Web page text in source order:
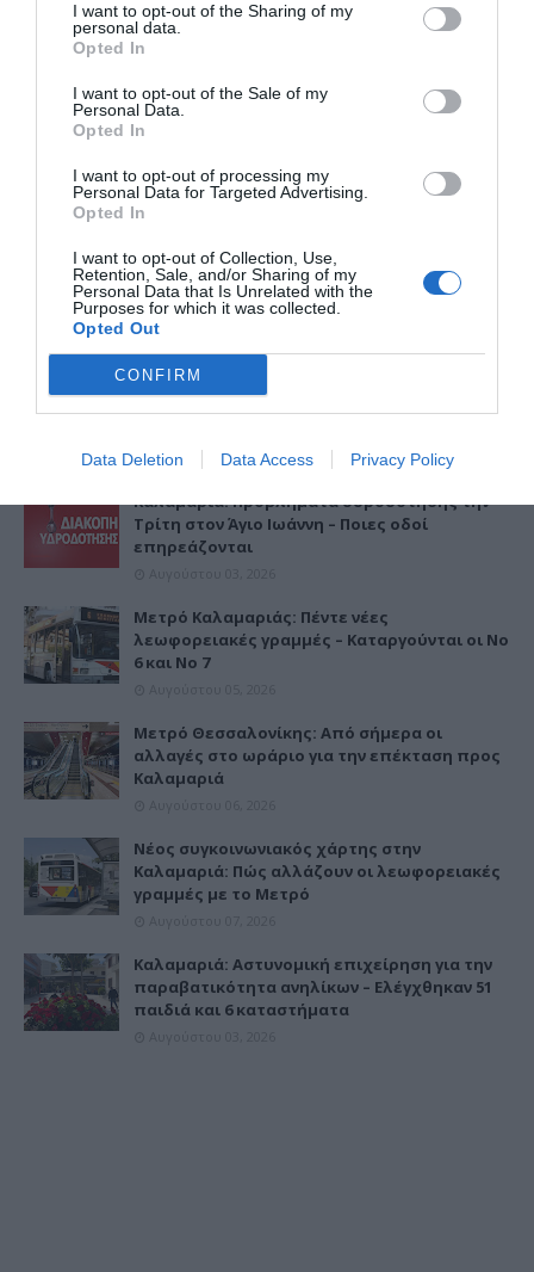
I want to opt-out of the Sharing of my
personal data.
Opted In
I want to opt-out of the Sale of my
Personal Data.
Opted In
I want to opt-out of processing my
Personal Data for Targeted Advertising.
Opted In
I want to opt-out of Collection, Use,
Retention, Sale, and/or Sharing of my
Personal Data that Is Unrelated with the
Purposes for which it was collected.
Opted Out
CONFIRM
Data Deletion Data Access Privacy Policy
Καλαμαριά: Προβλήματα υδροδότησης την
Τρίτη στον Άγιο Ιωάννη – Ποιες οδοί
επηρεάζονται
Μετρό Καλαμαριάς: Πέντε νέες
λεωφορειακές γραμμές – Καταργούνται οι Νο
6 και Νο 7
Μετρό Θεσσαλονίκης: Από σήμερα οι
αλλαγές στο ωράριο για την επέκταση προς
Καλαμαριά
Νέος συγκοινωνιακός χάρτης στην
Καλαμαριά: Πώς αλλάζουν οι λεωφορειακές
γραμμές με το Μετρό
Καλαμαριά: Αστυνομική επιχείρηση για την
παραβατικότητα ανηλίκων – Ελέγχθηκαν 51
παιδιά και 6 καταστήματα